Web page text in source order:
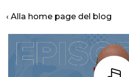
‹ Alla home page del blog